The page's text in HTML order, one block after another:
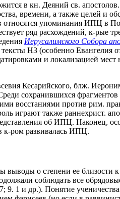
в кн. Деяний св.
времени, а также целей и
упоминания ИПЦ в
ряд расхождений, к-рые
Иерусалимского Собора
НЗ (особенно Евангелия
и локализацией мест
Кесарийского, блж.
сохранившихся фрагментов
восстаниями против рим.
играют также раннехрист.
об ИПЦ. Наконец,
к-ром развивалась ИПЦ.
о степени ее близости к
соблюдать все
1 и др.). Понятие ученичества